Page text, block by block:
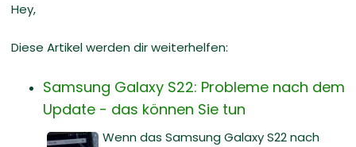
Hey,
Diese Artikel werden dir weiterhelfen:
Samsung Galaxy S22: Probleme nach dem
Update - das können Sie tun
Wenn das Samsung Galaxy S22 nach